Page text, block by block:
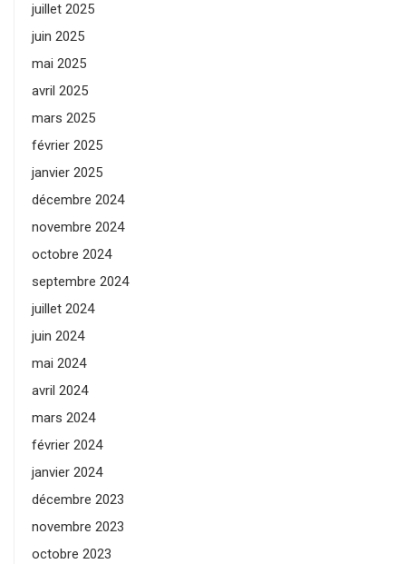
juillet 2025
juin 2025
mai 2025
avril 2025
mars 2025
février 2025
janvier 2025
décembre 2024
novembre 2024
octobre 2024
septembre 2024
juillet 2024
juin 2024
mai 2024
avril 2024
mars 2024
février 2024
janvier 2024
décembre 2023
novembre 2023
octobre 2023